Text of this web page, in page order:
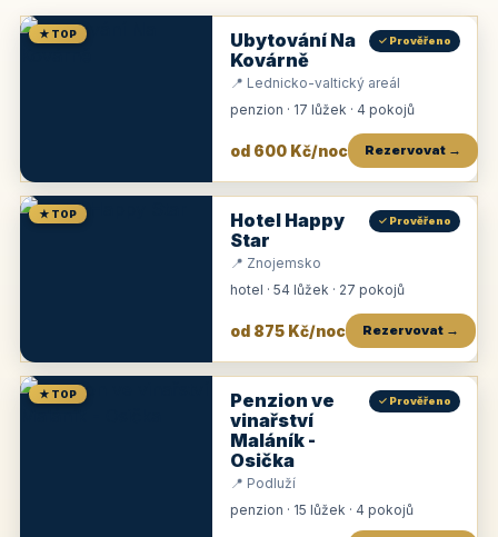
★ TOP
Ubytování Na
Kovárně
✓ Prověřeno
📍 Lednicko-valtický areál
penzion · 17 lůžek · 4 pokojů
od 600 Kč/noc Rezervovat →
★ TOP
Hotel Happy
Star
✓ Prověřeno
📍 Znojemsko
hotel · 54 lůžek · 27 pokojů
od 875 Kč/noc Rezervovat →
★ TOP
Penzion ve
vinařství
Maláník -
Osička
✓ Prověřeno
📍 Podluží
penzion · 15 lůžek · 4 pokojů